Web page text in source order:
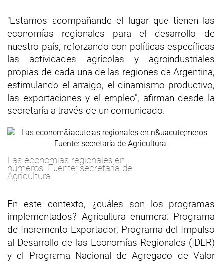
"Estamos acompañando el lugar que tienen las
economías regionales para el desarrollo de
nuestro país, reforzando con políticas específicas
las actividades agrícolas y agroindustriales
propias de cada una de las regiones de Argentina,
estimulando el arraigo, el dinamismo productivo,
las exportaciones y el empleo", afirman desde la
secretaría a través de un comunicado.
Las economías regionales en
números. Fuente: secretaria de
Agricultura.
En este contexto, ¿cuáles son los programas
implementados? Agricultura enumera: Programa
de Incremento Exportador; Programa del Impulso
al Desarrollo de las Economías Regionales (IDER)
y el Programa Nacional de Agregado de Valor